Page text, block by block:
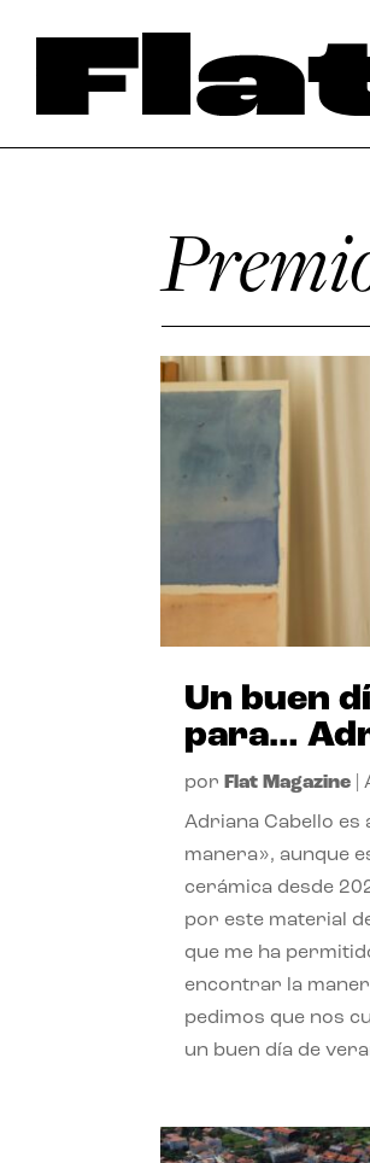
Un buen
para…
por Flat Magazine |
Adriana Cabello es
manera», aunque
cerámica desde
por este material
que me ha
encontrar la
pedimos que nos
un buen día de